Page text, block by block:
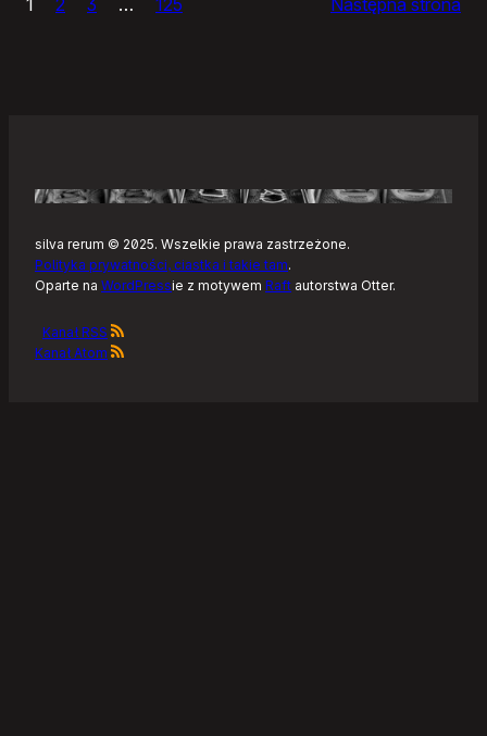
–
Linuksa
silva rerum © 2025. Wszelkie prawa zastrzeżone.
Polityka prywatności, ciastka i takie tam.
Oparte na WordPressie z motywem Raft autorstwa Otter.
Kanał RSS
Kanał Atom